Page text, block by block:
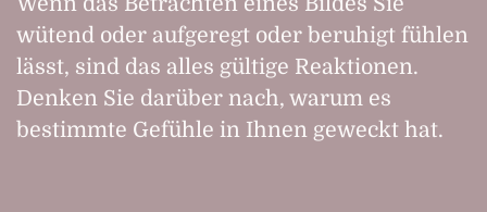
wütend oder aufgeregt oder beruhigt fühlen
lässt, sind das alles gültige Reaktionen.
Denken Sie darüber nach, warum es
bestimmte Gefühle in Ihnen geweckt hat.